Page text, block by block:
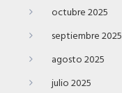
octubre 2025
septiembre 2025
agosto 2025
julio 2025